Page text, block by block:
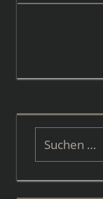
Suchen
nach: